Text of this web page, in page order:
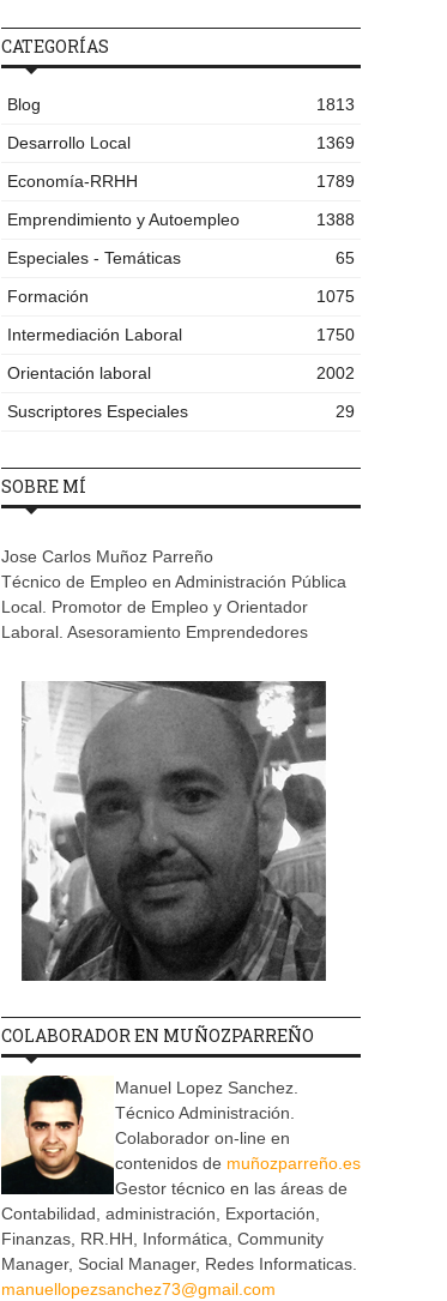
CATEGORÍAS
Blog
1813
Desarrollo Local
1369
Economía-RRHH
1789
Emprendimiento y Autoempleo
1388
Especiales - Temáticas
65
Formación
1075
Intermediación Laboral
1750
Orientación laboral
2002
Suscriptores Especiales
29
SOBRE MÍ
Jose Carlos Muñoz Parreño
Técnico de Empleo en Administración Pública
Local. Promotor de Empleo y Orientador
Laboral. Asesoramiento Emprendedores
COLABORADOR EN MUÑOZPARREÑO
Manuel Lopez Sanchez.
Técnico Administración.
Colaborador on-line en
contenidos de muñozparreño.es
Gestor técnico en las áreas de
Contabilidad, administración, Exportación,
Finanzas, RR.HH, Informática, Community
Manager, Social Manager, Redes Informaticas.
manuellopezsanchez73@gmail.com